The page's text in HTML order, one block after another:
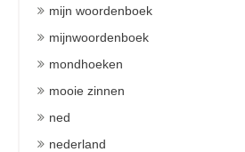
mijn woordenboek
mijnwoordenboek
mondhoeken
mooie zinnen
ned
nederland